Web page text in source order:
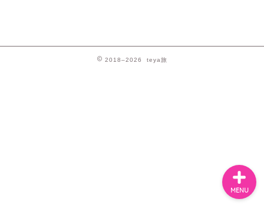
2018–2026 teya旅
MENU
プライバシーポリシー